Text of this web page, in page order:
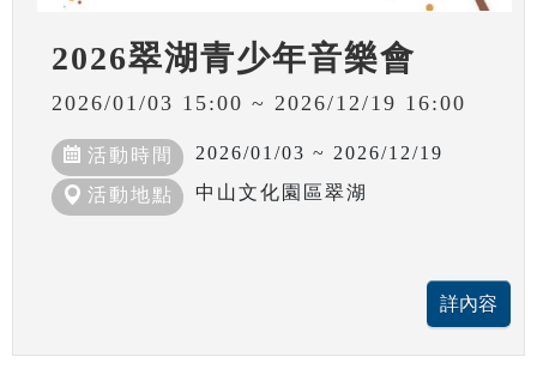
2026翠湖青少年音樂會
2026/01/03 15:00 ~ 2026/12/19 16:00
活動時間 2026/01/03 ~ 2026/12/19
活動地點 中山文化園區翠湖